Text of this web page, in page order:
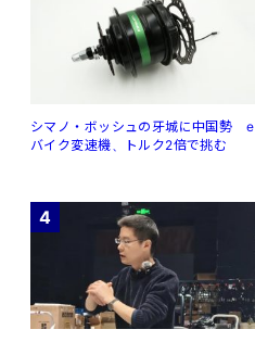
シマノ・ボッシュの牙城に中国勢 e
バイク変速機、トルク2倍で挑む
4